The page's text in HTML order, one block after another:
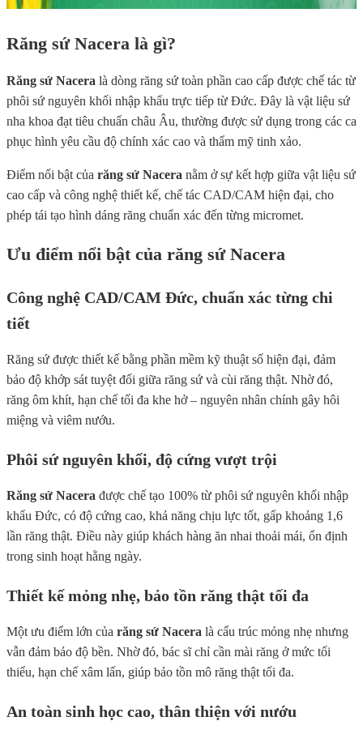
Răng sứ Nacera là gì?
Răng sứ Nacera là dòng răng sứ toàn phần cao cấp được chế tác từ
phôi sứ nguyên khối nhập khẩu trực tiếp từ Đức. Đây là vật liệu sứ
nha khoa đạt tiêu chuẩn châu Âu, thường được sử dụng trong các ca
phục hình yêu cầu độ chính xác cao và thẩm mỹ tinh xảo.
Điểm nổi bật của răng sứ Nacera nằm ở sự kết hợp giữa vật liệu sứ
cao cấp và công nghệ thiết kế, chế tác CAD/CAM hiện đại, cho
phép tái tạo hình dáng răng chuẩn xác đến từng micromet.
Ưu điểm nổi bật của răng sứ Nacera
Công nghệ CAD/CAM Đức, chuẩn xác từng chi
tiết
Răng sứ được thiết kế bằng phần mềm kỹ thuật số hiện đại, đảm
bảo độ khớp sát tuyệt đối giữa răng sứ và cùi răng thật. Nhờ đó,
răng ôm khít, hạn chế tối đa khe hở – nguyên nhân chính gây hôi
miệng và viêm nướu.
Phôi sứ nguyên khối, độ cứng vượt trội
Răng sứ Nacera được chế tạo 100% từ phôi sứ nguyên khối nhập
khẩu Đức, có độ cứng cao, khả năng chịu lực tốt, gấp khoảng 1,6
lần răng thật. Điều này giúp khách hàng ăn nhai thoải mái, ổn định
trong sinh hoạt hằng ngày.
Thiết kế mỏng nhẹ, bảo tồn răng thật tối đa
Một ưu điểm lớn của răng sứ Nacera là cấu trúc mỏng nhẹ nhưng
vẫn đảm bảo độ bền. Nhờ đó, bác sĩ chỉ cần mài răng ở mức tối
thiểu, hạn chế xâm lấn, giúp bảo tồn mô răng thật tối đa.
An toàn sinh học cao, thân thiện với nướu